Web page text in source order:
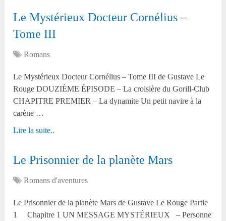
Le Mystérieux Docteur Cornélius –
Tome III
Romans
Le Mystérieux Docteur Cornélius – Tome III de Gustave Le
Rouge DOUZIÈME ÉPISODE – La croisière du Gorill-Club
CHAPITRE PREMIER – La dynamite Un petit navire à la
carène …
Lire la suite..
Le Prisonnier de la planète Mars
Romans d'aventures
Le Prisonnier de la planète Mars de Gustave Le Rouge Partie
1 Chapitre 1 UN MESSAGE MYSTÉRIEUX – Personne